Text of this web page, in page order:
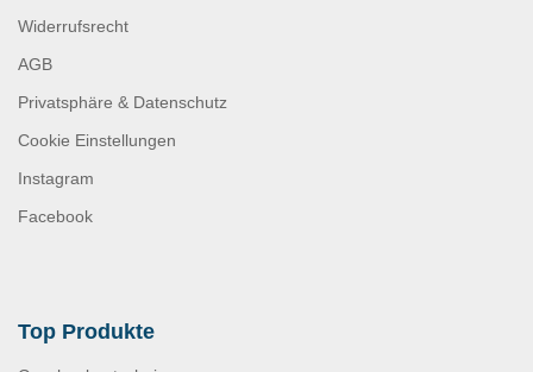
Widerrufsrecht
AGB
Privatsphäre & Datenschutz
Cookie Einstellungen
Instagram
Facebook
Top Produkte